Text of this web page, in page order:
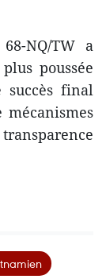
NQ/TW a
poussée
succès final